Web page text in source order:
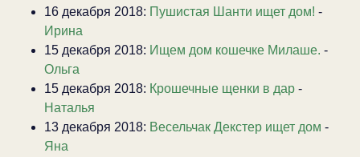
16 декабря 2018: Пушистая Шанти ищет дом! -
Ирина
15 декабря 2018: Ищем дом кошечке Милаше. -
Ольга
15 декабря 2018: Крошечные щенки в дар -
Наталья
13 декабря 2018: Весельчак Декстер ищет дом -
Яна